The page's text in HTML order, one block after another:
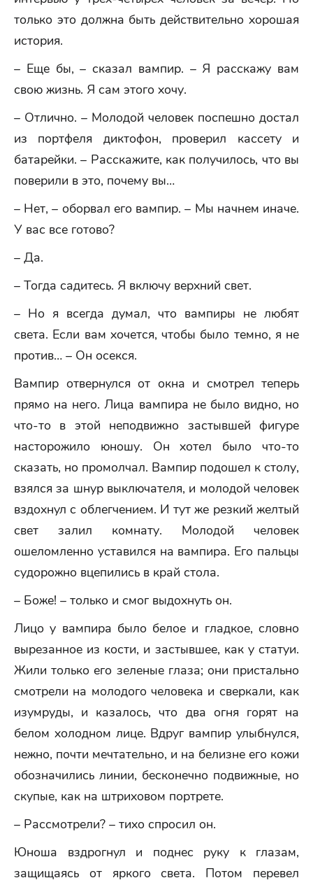
только это должна быть действительно хорошая
история.
– Еще бы, – сказал вампир. – Я расскажу вам
свою жизнь. Я сам этого хочу.
– Отлично. – Молодой человек поспешно достал
из портфеля диктофон, проверил кассету и
батарейки. – Расскажите, как получилось, что вы
поверили в это, почему вы…
– Нет, – оборвал его вампир. – Мы начнем иначе.
У вас все готово?
– Да.
– Тогда садитесь. Я включу верхний свет.
– Но я всегда думал, что вампиры не любят
света. Если вам хочется, чтобы было темно, я не
против… – Он осекся.
Вампир отвернулся от окна и смотрел теперь
прямо на него. Лица вампира не было видно, но
что-то в этой неподвижно застывшей фигуре
насторожило юношу. Он хотел было что-то
сказать, но промолчал. Вампир подошел к столу,
взялся за шнур выключателя, и молодой человек
вздохнул с облегчением. И тут же резкий желтый
свет залил комнату. Молодой человек
ошеломленно уставился на вампира. Его пальцы
судорожно вцепились в край стола.
– Боже! – только и смог выдохнуть он.
Лицо у вампира было белое и гладкое, словно
вырезанное из кости, и застывшее, как у статуи.
Жили только его зеленые глаза; они пристально
смотрели на молодого человека и сверкали, как
изумруды, и казалось, что два огня горят на
белом холодном лице. Вдруг вампир улыбнулся,
нежно, почти мечтательно, и на белизне его кожи
обозначились линии, бесконечно подвижные, но
скупые, как на штриховом портрете.
– Рассмотрели? – тихо спросил он.
Юноша вздрогнул и поднес руку к глазам,
защищаясь от яркого света. Потом перевел